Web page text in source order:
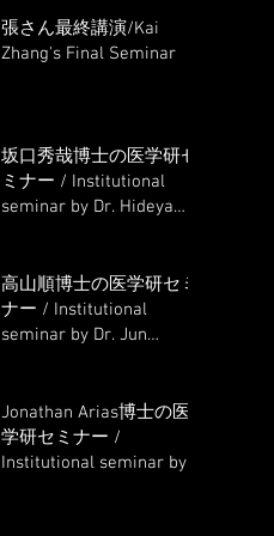
張さん最終講演/Kai
Zhang's Final Seminar
坂口秀哉博士の医学研セ
ミナー / Institutional
seminar by Dr. Hideya
高山順博士の医学研セミ
ナー / Institutional
seminar by Dr. Jun
Jonathan Arias博士の医
学研セミナー /
Institutional seminar by